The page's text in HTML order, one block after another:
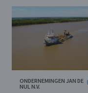
ONDERNEMINGEN JAN DE
NUL N.V.